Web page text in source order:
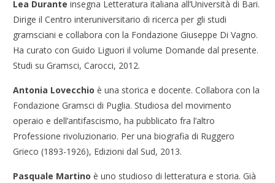
Lea Durante insegna Letteratura italiana all’Università di Bari.
Dirige il Centro interuniversitario di ricerca per gli studi
gramsciani e collabora con la Fondazione Giuseppe Di Vagno.
Ha curato con Guido Liguori il volume Domande dal presente.
Studi su Gramsci, Carocci, 2012.
Antonia Lovecchio è una storica e docente. Collabora con la
Fondazione Gramsci di Puglia. Studiosa del movimento
operaio e dell’antifascismo, ha pubblicato fra l’altro
Professione rivoluzionario. Per una biografia di Ruggero
Grieco (1893-1926), Edizioni dal Sud, 2013.
Pasquale Martino è uno studioso di letteratura e storia. Già